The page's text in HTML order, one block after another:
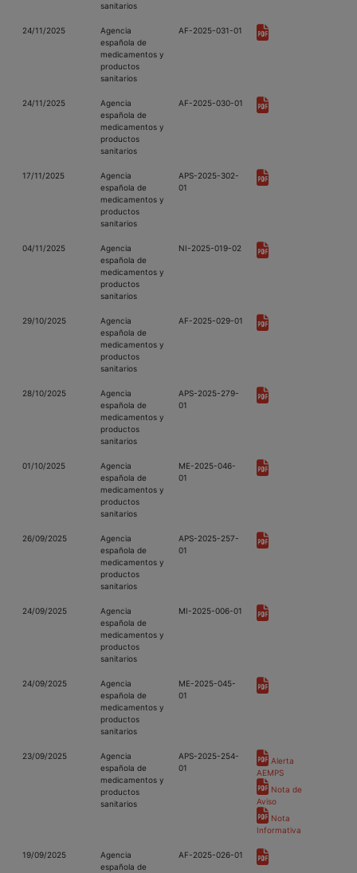
sanitarios
24/11/2025
Agencia
española de
medicamentos y
productos
sanitarios
AF-2025-031-01
24/11/2025
Agencia
española de
medicamentos y
productos
sanitarios
AF-2025-030-01
17/11/2025
Agencia
española de
medicamentos y
productos
sanitarios
APS-2025-302-
01
04/11/2025
Agencia
española de
medicamentos y
productos
sanitarios
NI-2025-019-02
29/10/2025
Agencia
española de
medicamentos y
productos
sanitarios
AF-2025-029-01
28/10/2025
Agencia
española de
medicamentos y
productos
sanitarios
APS-2025-279-
01
01/10/2025
Agencia
española de
medicamentos y
productos
sanitarios
ME-2025-046-
01
26/09/2025
Agencia
española de
medicamentos y
productos
sanitarios
APS-2025-257-
01
24/09/2025
Agencia
española de
medicamentos y
productos
sanitarios
MI-2025-006-01
24/09/2025
Agencia
española de
medicamentos y
productos
sanitarios
ME-2025-045-
01
23/09/2025
Agencia
española de
medicamentos y
productos
sanitarios
APS-2025-254-
01
Alerta
AEMPS
Nota de
Aviso
Nota
Informativa
19/09/2025
Agencia
española de
AF-2025-026-01